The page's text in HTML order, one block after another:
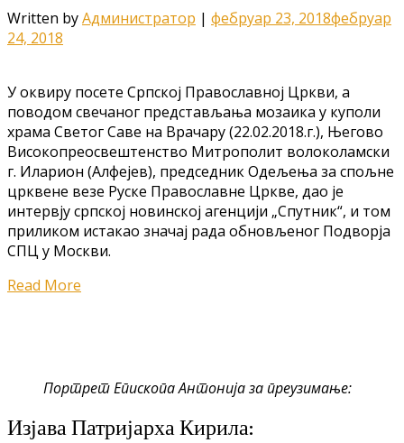
Written byАдминистратор | фебруар 23, 2018фебруар
24, 2018
У оквиру посете Српској Православној Цркви, а
поводом свечаног представљања мозаика у куполи
храма Светог Саве на Врачару (22.02.2018.г.), Његово
Високопреосвештенство Митрополит волоколамски
г. Иларион (Алфејев), председник Одељења за спољне
црквене везе Руске Православне Цркве, дао је
интервју српској новинској агенцији „Спутник“, и том
приликом истакао значај рада обновљеног Подворја
СПЦ у Москви.
Read More
Портрет Епископа Антонија за преузимање:
Изјава Патријарха Кирила: